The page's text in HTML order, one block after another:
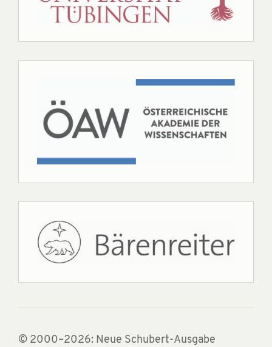
© 2000–2026: Neue Schubert-Ausgabe